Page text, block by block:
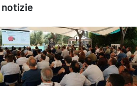
notizie